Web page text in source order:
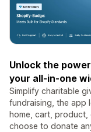
Unlock the
your all-in-one
Simplify charitable
fundraising, the app
home, cart,
choose to donate